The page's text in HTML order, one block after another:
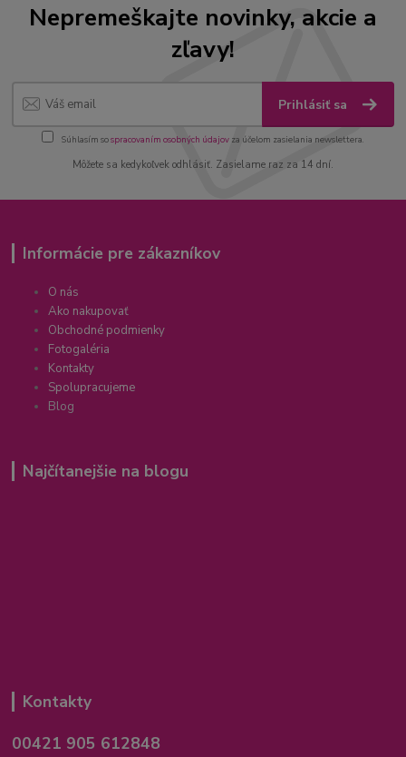
Nepremeškajte novinky, akcie a
zľavy!
Prihlásiť sa
Súhlasím sospracovaním osobných údajov za účelom zasielania newslettera.
Môžete sa kedykoľvek odhlásiť. Zasielame raz za 14 dní.
Informácie pre zákazníkov
O nás
Ako nakupovať
Obchodné podmienky
Fotogaléria
Kontakty
Spolupracujeme
Blog
Najčítanejšie na blogu
Kontakty
00421 905 612848